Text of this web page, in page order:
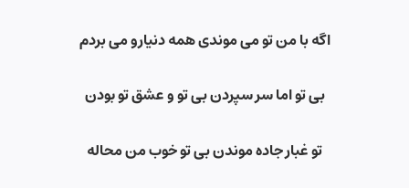
اگه با من تو می موندی همه دنیارو می بردم
بی تو اما سر سپردن بی تو و عشق تو بودن
تو غبار جاده موندن بی تو خوب من محاله